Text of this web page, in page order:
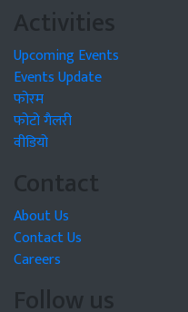
Activities
Upcoming Events
Events Update
फोरम
फोटो गैलरी
वीडियो
Contact
About Us
Contact Us
Careers
Follow us